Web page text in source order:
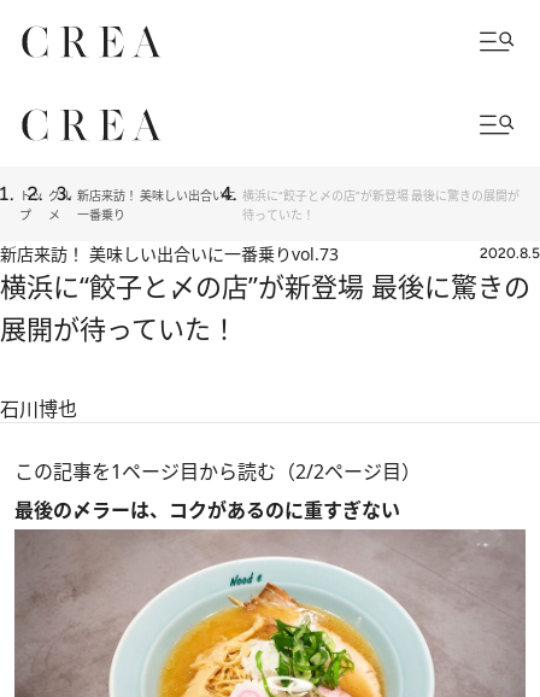
トッ
プ
グル
メ
新店来訪！ 美味しい出合いに
一番乗り
横浜に“餃子と〆の店”が新登場 最後に驚きの展開が
待っていた！
新店来訪！ 美味しい出合いに一番乗りvol.73 2020.8.5
横浜に“餃子と〆の店”が新登場 最後に驚きの
展開が待っていた！
石川博也
この記事を1ページ目から読む（2/2ページ目）
最後の〆ラーは、コクがあるのに重すぎない